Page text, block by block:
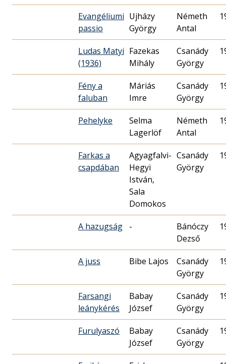
Evangéliumi
passio
Ujházy
György
Németh
Antal
Ludas Matyi
(1936)
Fazekas
Mihály
Csanády
György
Fény a
faluban
Máriás
Imre
Csanády
György
Pehelyke
Selma
Lagerlöf
Németh
Antal
Farkas a
csapdában
Agyagfalvi-
Hegyi
István,
Sala
Domokos
Csanády
György
A hazugság -
Bánóczy
Dezső
A juss Bibe Lajos
Csanády
György
Farsangi
leánykérés
Babay
József
Csanády
György
Furulyaszó
Babay
József
Csanády
György